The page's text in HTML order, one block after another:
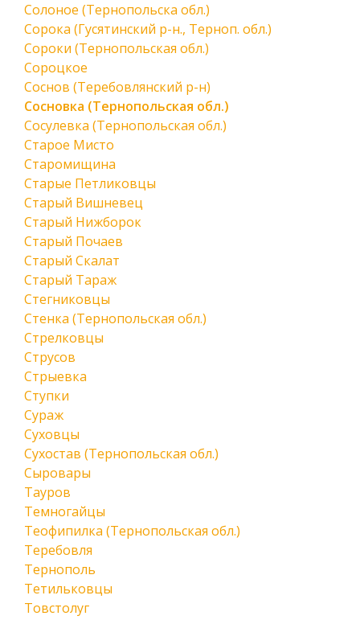
Солоное (Тернопольска обл.)
Сорока (Гусятинский р-н., Терноп. обл.)
Сороки (Тернопольская обл.)
Сороцкое
Соснов (Теребовлянский р-н)
Сосновка (Тернопольская обл.)
Сосулевка (Тернопольская обл.)
Старое Мисто
Старомищина
Старые Петликовцы
Старый Вишневец
Старый Нижборок
Старый Почаев
Старый Скалат
Старый Тараж
Стегниковцы
Стенка (Тернопольская обл.)
Стрелковцы
Струсов
Стрыевка
Ступки
Сураж
Суховцы
Сухостав (Тернопольская обл.)
Сыровары
Тауров
Темногайцы
Теофипилка (Тернопольская обл.)
Теребовля
Тернополь
Тетильковцы
Товстолуг